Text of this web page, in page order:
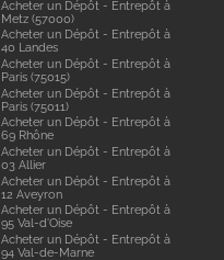
Acheter un Dépôt - Entrepôt à
Metz (57000)
Acheter un Dépôt - Entrepôt à
40 Landes
Acheter un Dépôt - Entrepôt à
Paris (75015)
Acheter un Dépôt - Entrepôt à
Paris (75011)
Acheter un Dépôt - Entrepôt à
69 Rhône
Acheter un Dépôt - Entrepôt à
03 Allier
Acheter un Dépôt - Entrepôt à
12 Aveyron
Acheter un Dépôt - Entrepôt à
95 Val-d'Oise
Acheter un Dépôt - Entrepôt à
94 Val-de-Marne